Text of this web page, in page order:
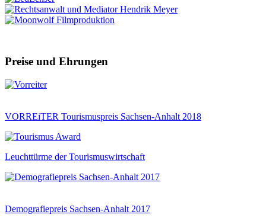
Preise und Ehrungen
VORREiTER Tourismuspreis Sachsen-Anhalt 2018
Leuchttürme der Tourismuswirtschaft
Demografiepreis Sachsen-Anhalt 2017